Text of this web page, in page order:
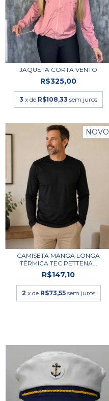
JAQUETA CORTA VENTO
R$325,00
3 x de R$108,33 sem juros
NOVO
CAMISETA MANGA LONGA
TÉRMICA TEC PETTENA...
R$147,10
2 x de R$73,55 sem juros